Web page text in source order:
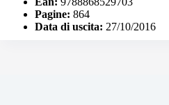
Pagine: 864
Data di uscita: 27/10/2016